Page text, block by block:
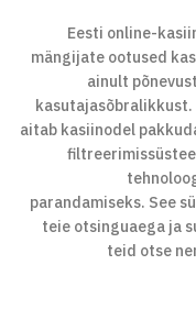
Eesti online-
mängijate ootused
ainult
aitab kasiinodel
parandamiseks. See
teie otsinguaega ja
teid otse